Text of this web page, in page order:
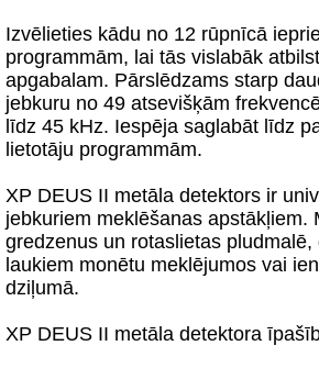
Izvēlieties kādu no 12 rūpnīcā
programmām, lai tās vislabāk
apgabalam. Pārslēdzams starp
jebkuru no 49 atsevišķām
līdz 45 kHz. Iespēja saglabāt līdz
lietotāju programmām.
XP DEUS II metāla detektors ir
jebkuriem meklēšanas apstākļiem.
gredzenus un rotaslietas pludmalē,
laukiem monētu meklējumos vai
dziļumā.
XP DEUS II metāla detektora